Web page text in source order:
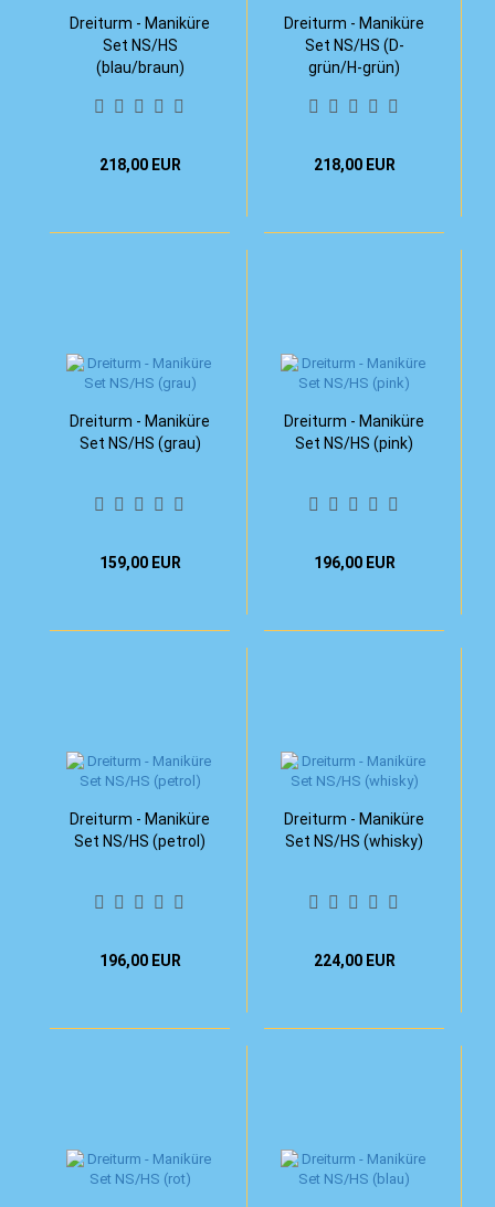
Dreiturm - Maniküre
Set NS/HS
(blau/braun)
218,00 EUR
Dreiturm - Maniküre
Set NS/HS (D-
grün/H-grün)
218,00 EUR
Dreiturm - Maniküre
Set NS/HS (grau)
159,00 EUR
Dreiturm - Maniküre
Set NS/HS (pink)
196,00 EUR
Dreiturm - Maniküre
Set NS/HS (petrol)
196,00 EUR
Dreiturm - Maniküre
Set NS/HS (whisky)
224,00 EUR